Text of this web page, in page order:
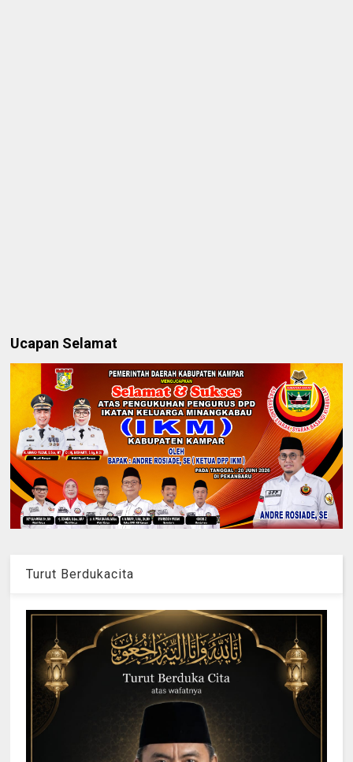
Ucapan Selamat
Turut Berdukacita